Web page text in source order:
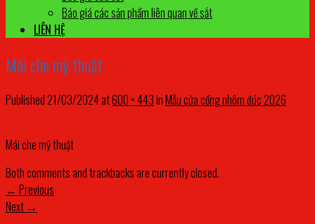
Báo giá các sản phẩm liên quan về sắt
LIÊN HỆ
Mái che mỹ thuật
Published21/03/2024at600 × 443inMẫu cửa cổng nhôm đúc 2026
Mái che mỹ thuật
Both comments and trackbacks are currently closed.
← Previous
Next →